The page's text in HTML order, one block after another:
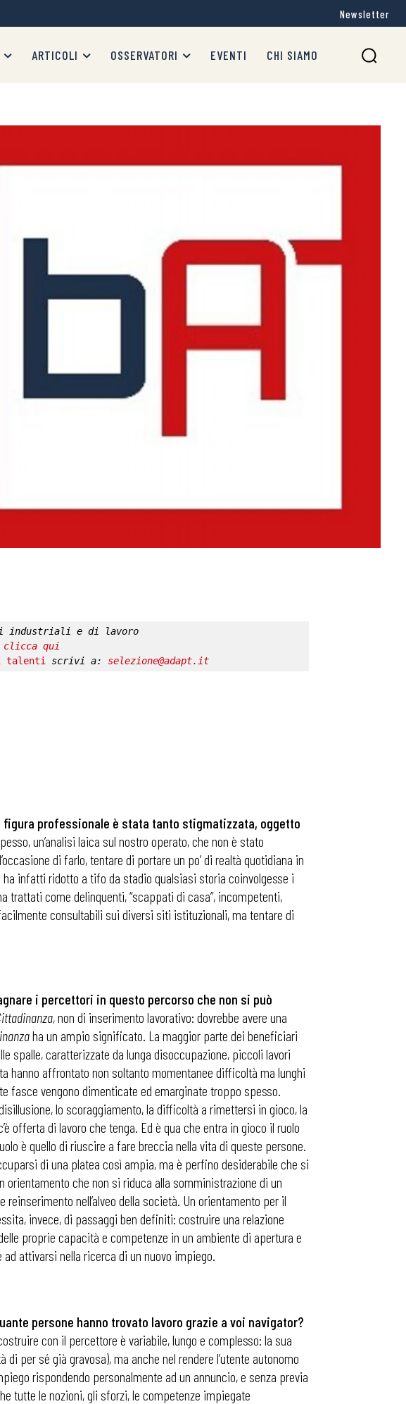
Newsletter
ARTICOLI OSSERVATORI EVENTI CHI SIAMO
industriali e di lavoro
clicca qui
talenti scrivi a: selezione@adapt.it
professionale è stata tanto stigmatizzata, oggetto
un’analisi laica sul nostro operato, che non è stato
di farlo, tentare di portare un po’ di realtà quotidiana in
infatti ridotto a tifo da stadio qualsiasi storia coinvolgesse i
come delinquenti, “scappati di casa”, incompetenti,
consultabili sui diversi siti istituzionali, ma tentare di
i percettori in questo percorso che non si può
, non di inserimento lavorativo: dovrebbe avere una
ha un ampio significato. La maggior parte dei beneficiari
spalle, caratterizzate da lunga disoccupazione, piccoli lavori
hanno affrontato non soltanto momentanee difficoltà ma lunghi
fasce vengono dimenticate ed emarginate troppo spesso.
lo scoraggiamento, la difficoltà a rimettersi in gioco, la
offerta di lavoro che tenga. Ed è qua che entra in gioco il ruolo
è quello di riuscire a fare breccia nella vita di queste persone.
di una platea così ampia, ma è perfino desiderabile che si
che non si riduca alla somministrazione di un
nell’alveo della società. Un orientamento per il
invece, di passaggi ben definiti: costruire una relazione
proprie capacità e competenze in un ambiente di apertura e
attivarsi nella ricerca di un nuovo impiego.
persone hanno trovato lavoro grazie a voi navigator?
con il percettore è variabile, lungo e complesso: la sua
per sé già gravosa), ma anche nel rendere l’utente autonomo
rispondendo personalmente ad un annuncio, e senza previa
tutte le nozioni, gli sforzi, le competenze impiegate